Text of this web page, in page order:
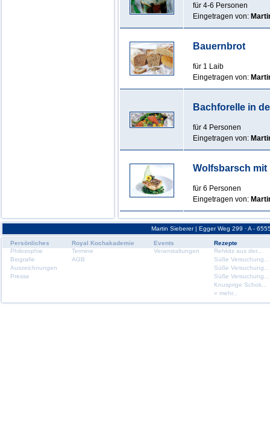
für 4-6 Personen
Eingetragen von:
Bauernbrot
für 1 Laib
Eingetragen von:
Bachforelle in
für 4 Personen
Eingetragen von:
Wolfsbarsch mit
für 6 Personen
Eingetragen von:
Martin Sieberer | Egger Weg 299 · A -
Persönliches
Philosophie
Biografie
Auszeichnungen
Presse
Royal Kochakademie
Termine
AGB
Events
Veranstaltungen
Rezepte
Rehkitz aus der...
Süße Versuchung...
Süße Versuchung...
Süße Versuchung...
Knusprige Schok...
» mehr...